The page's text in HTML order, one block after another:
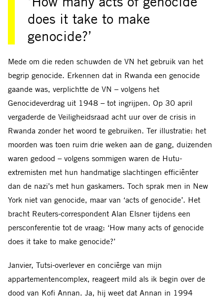
does it take to make
genocide?’
Mede om die reden schuwden de VN het gebruik van het
begrip genocide. Erkennen dat in Rwanda een genocide
gaande was, verplichtte de VN – volgens het
Genocideverdrag uit 1948 – tot ingrijpen. Op 30 april
vergaderde de Veiligheidsraad acht uur over de crisis in
Rwanda zonder het woord te gebruiken. Ter illustratie: het
moorden was toen ruim drie weken aan de gang, duizenden
waren gedood – volgens sommigen waren de Hutu-
extremisten met hun handmatige slachtingen efficiënter
dan de nazi’s met hun gaskamers. Toch sprak men in New
York niet van genocide, maar van ‘acts of genocide’. Het
bracht Reuters-correspondent Alan Elsner tijdens een
persconferentie tot de vraag: ‘How many acts of genocide
does it take to make genocide?’
Janvier, Tutsi-overlever en conciërge van mijn
appartementencomplex, reageert mild als ik begin over de
dood van Kofi Annan. Ja, hij weet dat Annan in 1994